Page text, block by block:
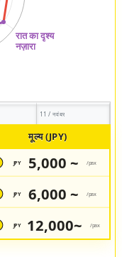
11 / नवंबर
मूल्य (JPY)
JPY 5,000 ~ /pax
JPY 6,000 ~ /pax
JPY 12,000~ /pax